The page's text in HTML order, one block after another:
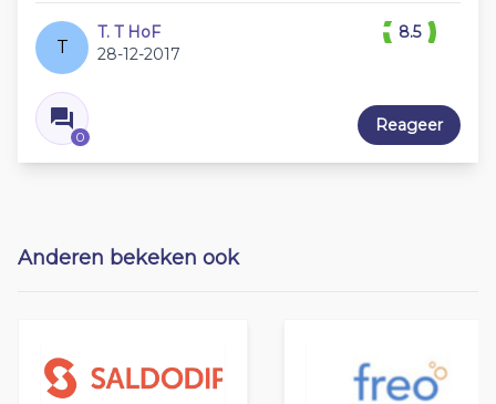
T
T. T HoF
28-12-2017
0
8.5
Reageer
Anderen bekeken ook